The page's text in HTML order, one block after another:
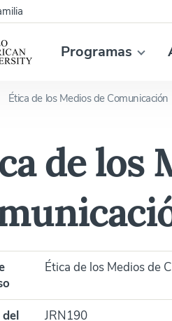
Programas
Ética de los Medios de Comunicación
de los
Ética de los Medios de
JRN190